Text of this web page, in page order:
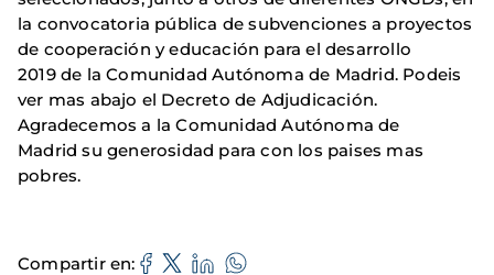
la convocatoria pública de subvenciones a proyectos
de cooperación y educación para el desarrollo
2019 de la Comunidad Autónoma de Madrid. Podeis
ver mas abajo el Decreto de Adjudicación.
Agradecemos a la Comunidad Autónoma de
Madrid su generosidad para con los paises mas
pobres.
Compartir en